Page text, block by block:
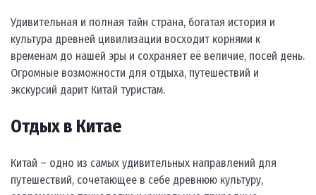
Удивительная и полная тайн страна, богатая история и
культура древней цивилизации восходит корнями к
временам до нашей эры и сохраняет её величие, посей день.
Огромные возможности для отдыха, путешествий и
экскурсий дарит Китай туристам.
Отдых в Китае
Китай – одно из самых удивительных направлений для
путешествий, сочетающее в себе древнюю культуру,